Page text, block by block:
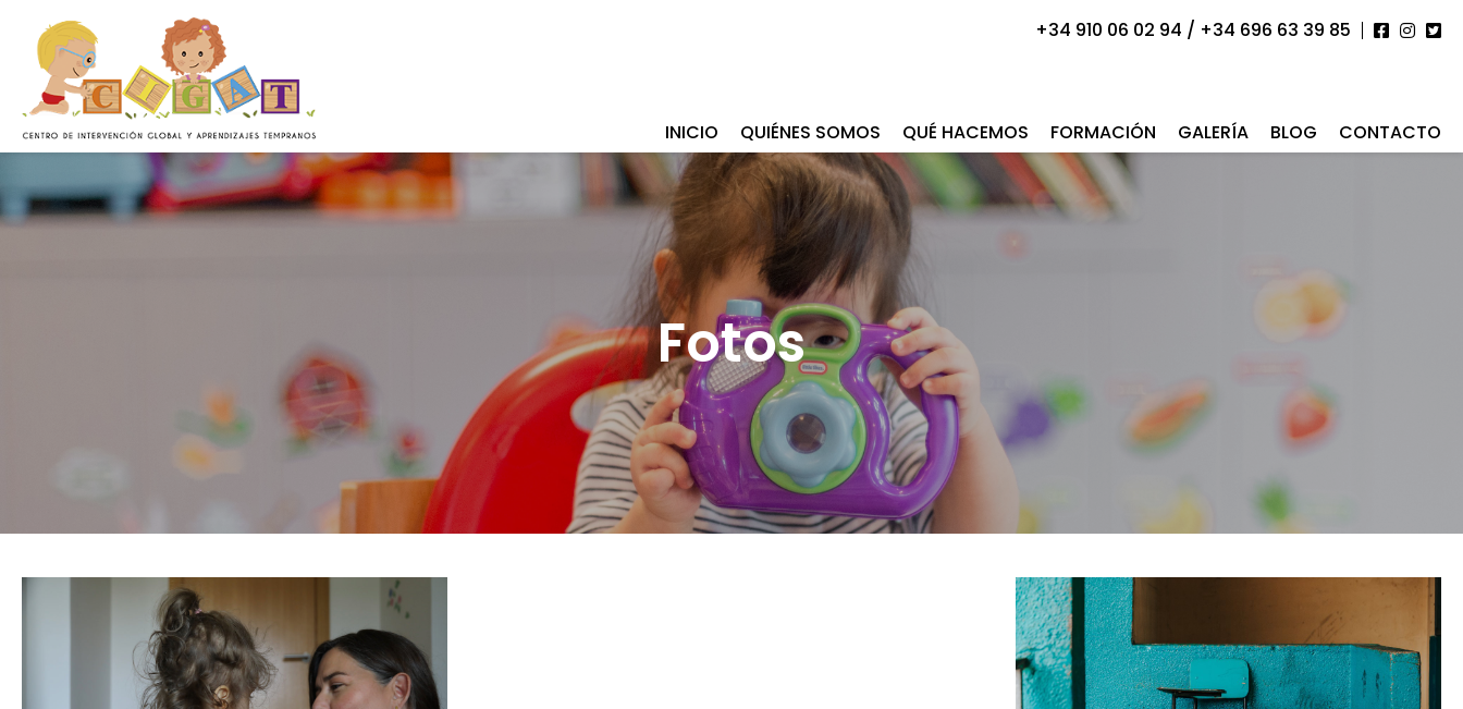
+34 910 06 02 94 / +34 696 63 39 85
INICIO QUIÉNES SOMOS QUÉ HACEMOS FORMACIÓN GALERÍA BLOG CONTACTO
Fotos